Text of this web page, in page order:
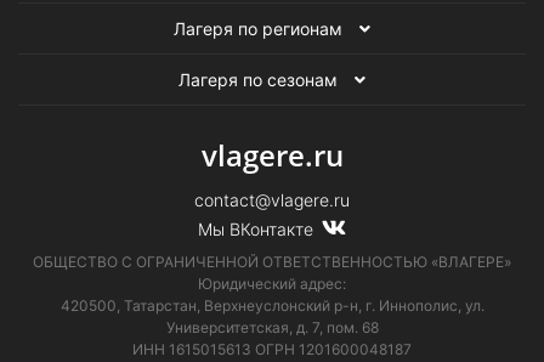
Лагеря по регионам
Лагеря по сезонам
vlagere.ru
contact@vlagere.ru
Мы ВКонтакте
ОБЩЕСТВО С ОГРАНИЧЕННОЙ ОТВЕТСТВЕННОСТЬЮ «ВЛАГЕРЕ»
Юридический адрес:
420500, Татарстан, Верхнеуслонский р-н, г. Иннополис, ул.
Университетская, д. 7, пом. 68
ИНН 1615015613 ОГРН 1201600048187